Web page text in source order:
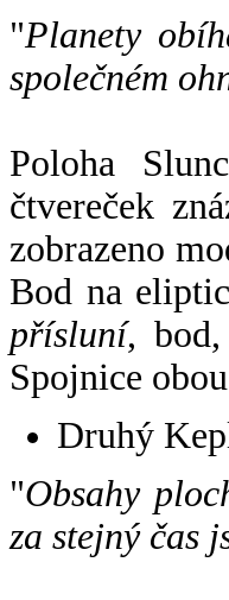
"Planety
společném
Poloha
čtvereček
zobrazeno
Bod na
přísluní,
Spojnice
Druhý
"Obsahy
za stejný čas